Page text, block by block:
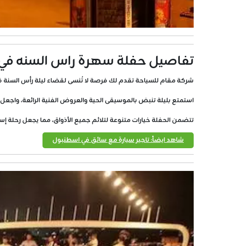
تفاصيل حفلة سهرة راس السنه
شركة مقام للسياحة تقدم لك فرصة لا تُنسى لقضاء ليلة رأس السنة في
استمتع بليلة تنبض بالموسيقى الحية والعروض الفنية الرائعة،
تتضمن الحفلة خيارات متنوعة لتلائم جميع الأذواق، مما يجعل
شاهد ايضاً: تاجير سيارة مع سائق في اسطنبول